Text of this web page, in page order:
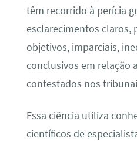
têm recorrido à perícia
esclarecimentos claros,
objetivos, imparciais,
conclusivos em relação
contestados nos
Essa ciência utiliza
científicos de